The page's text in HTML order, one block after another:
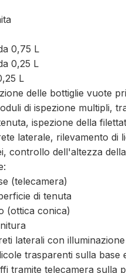
0,75 L
0,25 L
L
delle bottiglie vuote
di ispezione multipli,
ispezione della
laterale, rilevamento di
controllo dell'altezza
(telecamera)
di tenuta
(ottica conica)
laterali con illuminazione
trasparenti sulla
tramite telecamera sulla